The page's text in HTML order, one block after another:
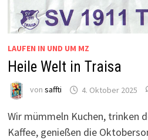
LAUFEN IN UND UM MZ
Heile Welt in Traisa
von saffti 4. Oktober 2025
Wir mümmeln Kuchen, trinken
Kaffee, genießen die